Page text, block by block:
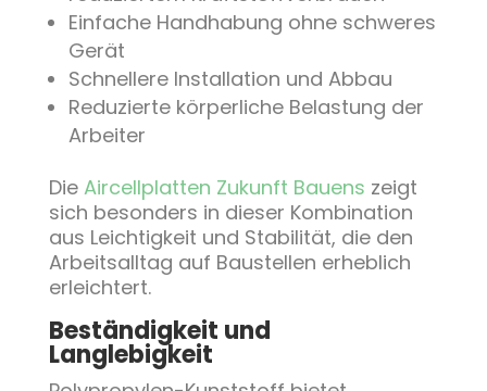
Einfache Handhabung ohne schweres
Gerät
Schnellere Installation und Abbau
Reduzierte körperliche Belastung der
Arbeiter
Die Aircellplatten Zukunft Bauens zeigt
sich besonders in dieser Kombination
aus Leichtigkeit und Stabilität, die den
Arbeitsalltag auf Baustellen erheblich
erleichtert.
Beständigkeit und
Langlebigkeit